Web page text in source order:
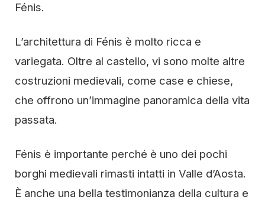
Fénis.
L’architettura di Fénis è molto ricca e
variegata. Oltre al castello, vi sono molte altre
costruzioni medievali, come case e chiese,
che offrono un’immagine panoramica della vita
passata.
Fénis è importante perché è uno dei pochi
borghi medievali rimasti intatti in Valle d’Aosta.
È anche una bella testimonianza della cultura e